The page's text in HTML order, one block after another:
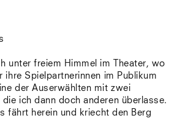
unter freiem Himmel im Theater, wo
ihre Spielpartnerinnen im Publikum
der Auserwählten mit zwei
ich dann doch anderen überlasse.
fährt herein und kriecht den Berg